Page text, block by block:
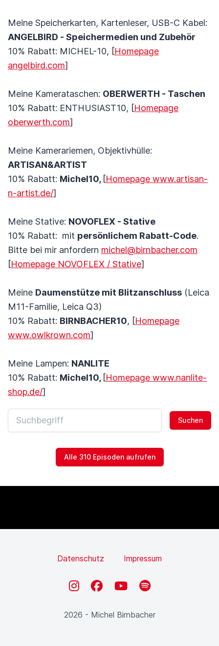
Meine Speicherkarten, Kartenleser, USB-C Kabel:
ANGELBIRD - Speichermedien und Zubehör
10% Rabatt: MICHEL-10, [Homepage
angelbird.com]
Meine Kamerataschen: OBERWERTH - Taschen
10% Rabatt: ENTHUSIAST10, [Homepage
oberwerth.com]
Meine Kamerariemen, Objektivhülle:
ARTISAN&ARTIST
10% Rabatt: Michel10, [Homepage www.artisan-
n-artist.de/]
Meine Stative: NOVOFLEX - Stative
10% Rabatt: mit persönlichem Rabatt-Code.
Bitte bei mir anfordern michel@birnbacher.com
[Homepage NOVOFLEX / Stative]
Meine Daumenstütze mit Blitzanschluss (Leica
M11-Familie, Leica Q3)
10% Rabatt: BIRNBACHER10, [Homepage
www.owlkrown.com]
Meine Lampen: NANLITE
10% Rabatt: Michel10, [Homepage www.nanlite-
shop.de/]
Suchen
Alle 310 Episoden aufrufen
Datenschutz Impressum
InstagramFacebookYouTubeSpotify
2026 - Michel Birnbacher